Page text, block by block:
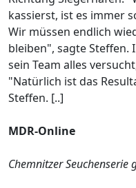
kassierst, ist es immer
Wir müssen endlich
bleiben", sagte Steffen.
sein Team alles
"Natürlich ist das
Steffen. [..]
MDR-Online
Chemnitzer Seuchenserie